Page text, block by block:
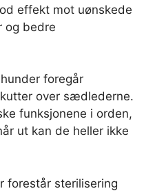
effekt mot uønskede
og bedre
foregår
over sædlederne.
funksjonene i orden,
ut kan de heller ikke
forestår sterilisering